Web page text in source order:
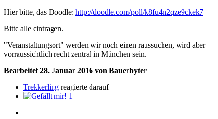
Hier bitte, das Doodle: http://doodle.com/poll/k8fu4n2qze9ckek7
Bitte alle eintragen.
"Veranstaltungsort" werden wir noch einen raussuchen, wird aber
vorraussichtlich recht zentral in München sein.
Bearbeitet 28. Januar 2016 von Bauerbyter
Trekkerling reagierte darauf
1